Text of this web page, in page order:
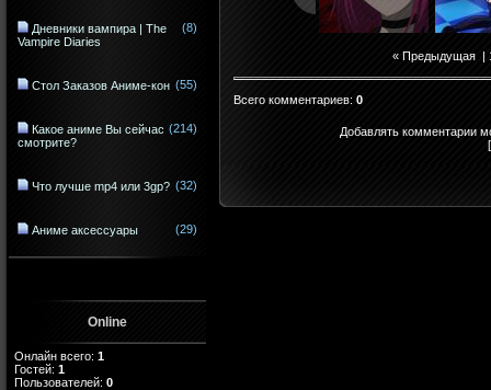
Дневники вампира | The
Vampire Diaries
(8)
Стол Заказов Аниме-кон (55)
Какое аниме Вы сейчас
смотрите?
(214)
Что лучше mp4 или 3gp? (32)
Аниме аксессуары (29)
Online
Онлайн всего: 1
Гостей: 1
Пользователей: 0
« Предыдущая |
Всего комментариев: 0
Добавлять комментарии